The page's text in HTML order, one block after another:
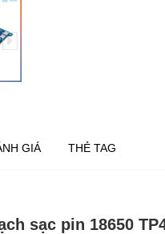
GIÁ THẺ TAG
sạc pin 18650